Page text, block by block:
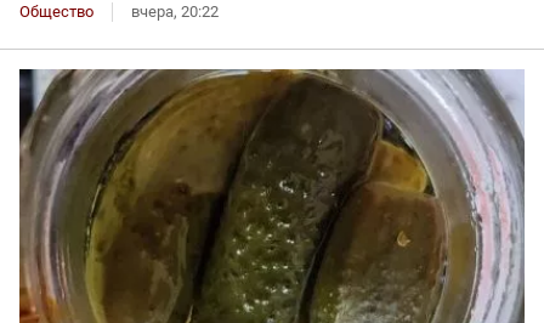
Общество вчера, 20:22